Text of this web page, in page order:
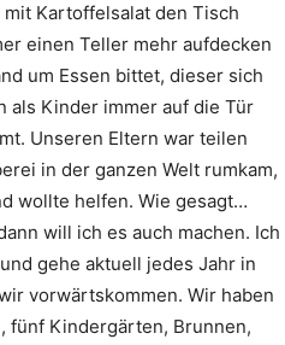
Kartoffelsalat den Tisch
einen Teller mehr aufdecken
um Essen bittet, dieser sich
als Kinder immer auf die Tür
Unseren Eltern war teilen
in der ganzen Welt rumkam,
wollte helfen. Wie gesagt…
will ich es auch machen. Ich
gehe aktuell jedes Jahr in
vorwärtskommen. Wir haben
fünf Kindergärten, Brunnen,